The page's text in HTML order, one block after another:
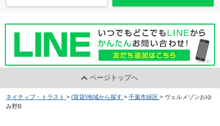
ページトップへ
ネイティブ・トラスト > (賃貸)地域から探す > 千葉市緑区 > ヴェルメゾンおゆ
み野B